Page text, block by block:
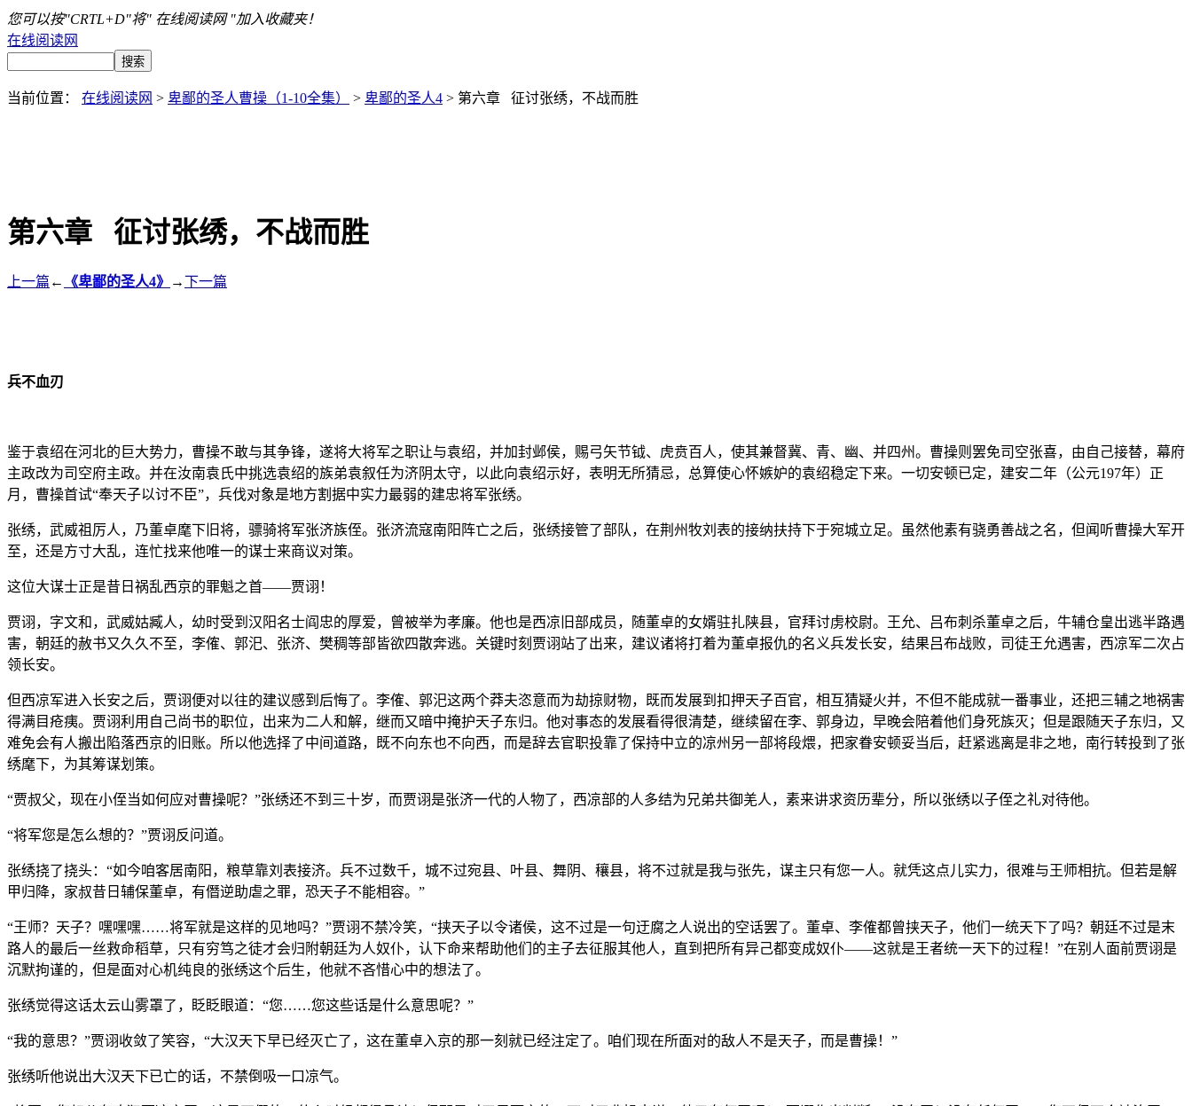
您可以按"CRTL+D"将" 在线阅读网 "加入收藏夹！
在线阅读网
当前位置： 在线阅读网 > 卑鄙的圣人曹操（1-10全集） > 卑鄙的圣人4 > 第六章 征讨张绣，不战而胜
第六章 征讨张绣，不战而胜
上一篇 ← 《卑鄙的圣人4》 →下一篇
兵不血刃
鉴于袁绍在河北的巨大势力，曹操不敢与其争锋，遂将大将军之职让与袁绍，并加封邺侯，赐弓矢节钺、虎贲百人，使其兼督冀、青、幽、并四州。曹操则罢免司空张喜，由自己接替，幕府
主政改为司空府主政。并在汝南袁氏中挑选袁绍的族弟袁叙任为济阴太守，以此向袁绍示好，表明无所猜忌，总算使心怀嫉妒的袁绍稳定下来。一切安顿已定，建安二年（公元197年）正
月，曹操首试“奉天子以讨不臣”，兵伐对象是地方割据中实力最弱的建忠将军张绣。
张绣，武威祖厉人，乃董卓麾下旧将，骠骑将军张济族侄。张济流寇南阳阵亡之后，张绣接管了部队，在荆州牧刘表的接纳扶持下于宛城立足。虽然他素有骁勇善战之名，但闻听曹操大军开
至，还是方寸大乱，连忙找来他唯一的谋士来商议对策。
这位大谋士正是昔日祸乱西京的罪魁之首——贾诩！
贾诩，字文和，武威姑臧人，幼时受到汉阳名士阎忠的厚爱，曾被举为孝廉。他也是西凉旧部成员，随董卓的女婿驻扎陕县，官拜讨虏校尉。王允、吕布刺杀董卓之后，牛辅仓皇出逃半路遇
害，朝廷的赦书又久久不至，李傕、郭汜、张济、樊稠等部皆欲四散奔逃。关键时刻贾诩站了出来，建议诸将打着为董卓报仇的名义兵发长安，结果吕布战败，司徒王允遇害，西凉军二次占
领长安。
但西凉军进入长安之后，贾诩便对以往的建议感到后悔了。李傕、郭汜这两个莽夫恣意而为劫掠财物，既而发展到扣押天子百官，相互猜疑火并，不但不能成就一番事业，还把三辅之地祸害
得满目疮痍。贾诩利用自己尚书的职位，出来为二人和解，继而又暗中掩护天子东归。他对事态的发展看得很清楚，继续留在李、郭身边，早晚会陪着他们身死族灭；但是跟随天子东归，又
难免会有人搬出陷落西京的旧账。所以他选择了中间道路，既不向东也不向西，而是辞去官职投靠了保持中立的凉州另一部将段煨，把家眷安顿妥当后，赶紧逃离是非之地，南行转投到了张
绣麾下，为其筹谋划策。
“贾叔父，现在小侄当如何应对曹操呢？”张绣还不到三十岁，而贾诩是张济一代的人物了，西凉部的人多结为兄弟共御羌人，素来讲求资历辈分，所以张绣以子侄之礼对待他。
“将军您是怎么想的？”贾诩反问道。
张绣挠了挠头：“如今咱客居南阳，粮草靠刘表接济。兵不过数千，城不过宛县、叶县、舞阴、穰县，将不过就是我与张先，谋主只有您一人。就凭这点儿实力，很难与王师相抗。但若是解
甲归降，家叔昔日辅保董卓，有僭逆助虐之罪，恐天子不能相容。”
“王师？天子？嘿嘿嘿……将军就是这样的见地吗？”贾诩不禁冷笑，“挟天子以令诸侯，这不过是一句迂腐之人说出的空话罢了。董卓、李傕都曾挟天子，他们一统天下了吗？朝廷不过是末
路人的最后一丝救命稻草，只有穷笃之徒才会归附朝廷为人奴仆，认下命来帮助他们的主子去征服其他人，直到把所有异己都变成奴仆——这就是王者统一天下的过程！”在别人面前贾诩是
沉默拘谨的，但是面对心机纯良的张绣这个后生，他就不吝惜心中的想法了。
张绣觉得这话太云山雾罩了，眨眨眼道：“您……您这些话是什么意思呢？”
“我的意思？”贾诩收敛了笑容，“大汉天下早已经灭亡了，这在董卓入京的那一刻就已经注定了。咱们现在所面对的敌人不是天子，而是曹操！”
张绣听他说出大汉天下已亡的话，不禁倒吸一口凉气。